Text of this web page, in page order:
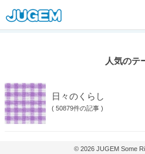
人気のテ
日々のくらし
( 50879件の記事 )
© 2026 JUGEM Some